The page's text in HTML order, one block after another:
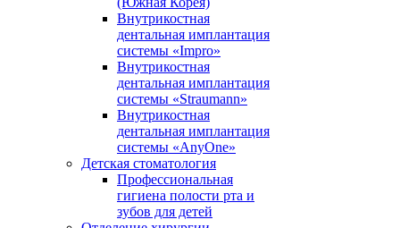
Внутрикостная
дентальная имплантация
системы «Impro»
Внутрикостная
дентальная имплантация
системы «Straumann»
Внутрикостная
дентальная имплантация
системы «AnyOne»
Детская стоматология
Профессиональная
гигиена полости рта и
зубов для детей